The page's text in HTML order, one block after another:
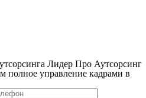
Лидер Про Аутсорсинг
полное управление кадрами в